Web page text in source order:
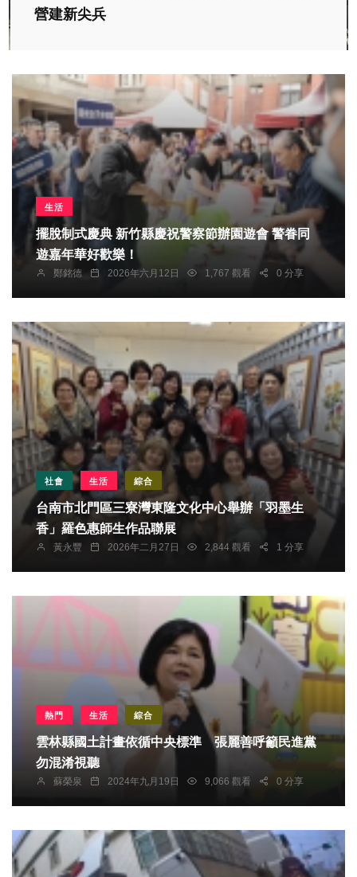
營建新尖兵
生活
擺脫制式慶典 新竹縣慶祝警察節辦園遊會 警眷同
遊嘉年華好歡樂！
鄭銘德 2026年六月12日 1,767 觀看 0 分享
社會 生活 綜合
台南市北門區三寮灣東隆文化中心舉辦「羽墨生
香」羅色惠師生作品聯展
黃永豐 2026年二月27日 2,844 觀看 1 分享
熱門 生活 綜合
雲林縣國土計畫依循中央標準 張麗善呼籲民進黨
勿混淆視聽
蘇榮泉 2024年九月19日 9,066 觀看 0 分享